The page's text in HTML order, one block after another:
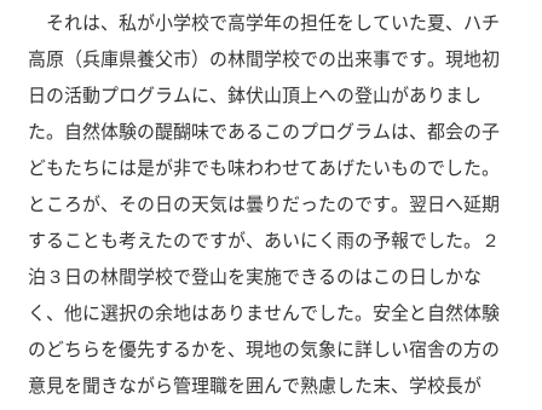
それは、私が小学校で高学年の担任をしていた夏、ハチ
高原（兵庫県養父市）の林間学校での出来事です。現地初
日の活動プログラムに、鉢伏山頂上への登山がありまし
た。自然体験の醍醐味であるこのプログラムは、都会の子
どもたちには是が非でも味わわせてあげたいものでした。
ところが、その日の天気は曇りだったのです。翌日へ延期
することも考えたのですが、あいにく雨の予報でした。２
泊３日の林間学校で登山を実施できるのはこの日しかな
く、他に選択の余地はありませんでした。安全と自然体験
のどちらを優先するかを、現地の気象に詳しい宿舎の方の
意見を聞きながら管理職を囲んで熟慮した末、学校長が